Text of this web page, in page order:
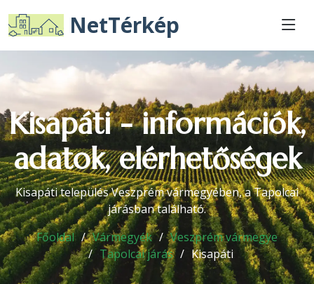
NetTérkép
Kisapáti - információk,
adatok, elérhetőségek
Kisapáti település Veszprém vármegyében, a Tapolcai
járásban található.
Főoldal
Vármegyék
Veszprém vármegye
Tapolcai járás
Kisapáti